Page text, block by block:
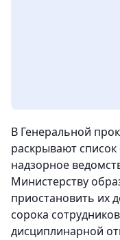
В Генеральной
раскрывают
надзорное
Министерству
приостановить их
сорока
дисциплинарной